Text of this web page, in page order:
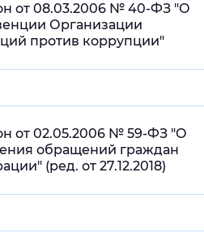
от 08.03.2006 № 40-ФЗ "О
Организации
против коррупции"
от 02.05.2006 № 59-ФЗ "О
обращений граждан
(ред. от 27.12.2018)